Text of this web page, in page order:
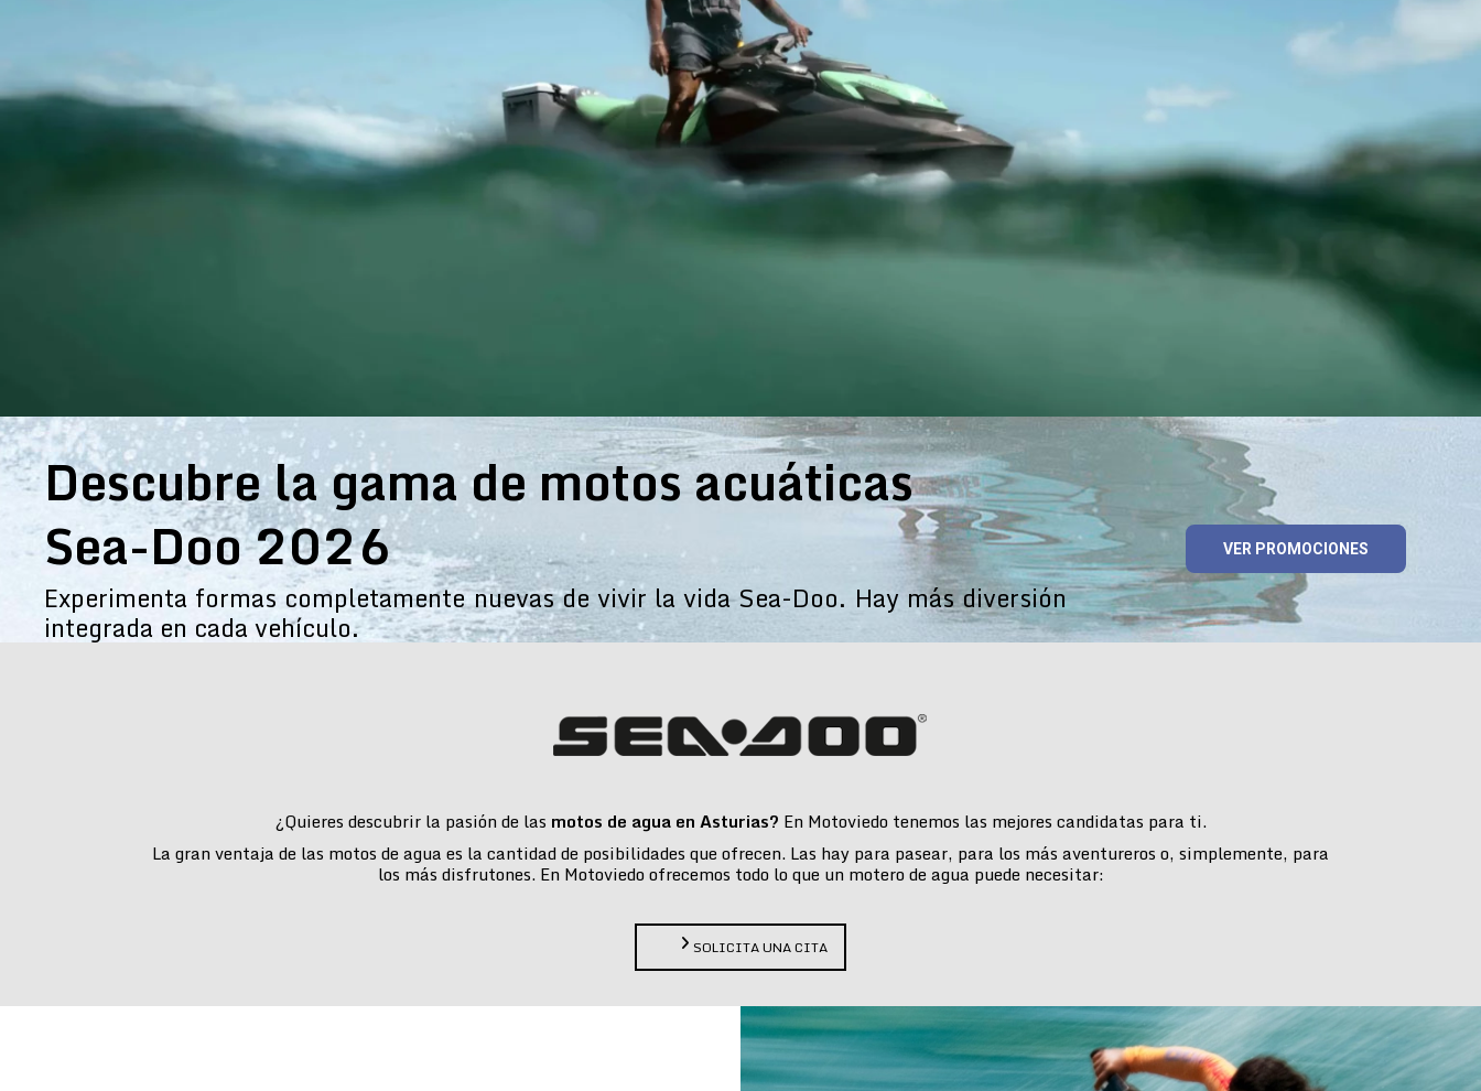
Descubre la gama de motos acuáticas
Sea-Doo 2026
Experimenta formas completamente nuevas de vivir la vida Sea-Doo. Hay más diversión
integrada en cada vehículo.
VER PROMOCIONES
¿Quieres descubrir la pasión de las motos de agua en Asturias? En Motoviedo tenemos las mejores candidatas para ti.
La gran ventaja de las motos de agua es la cantidad de posibilidades que ofrecen. Las hay para pasear, para los más aventureros o, simplemente, para
los más disfrutones. En Motoviedo ofrecemos todo lo que un motero de agua puede necesitar:
SOLICITA UNA CITA